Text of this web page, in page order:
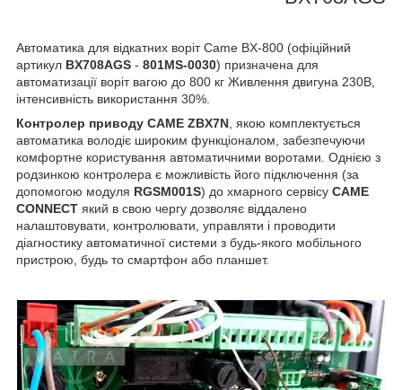
Автоматика для відкатних воріт Came BX-800 (офіційний
артикул BX708AGS - 801MS-0030) призначена для
автоматизації воріт вагою до 800 кг Живлення двигуна 230В,
інтенсивність використання 30%.
Контролер приводу CAME ZBX7N , якою комплектується
автоматика володіє широким функціоналом, забезпечуючи
комфортне користування автоматичними воротами. Однією з
родзинкою контролера є можливість його підключення (за
допомогою модуля RGSM001S) до хмарного сервісу CAME
CONNECT який в свою чергу дозволяє віддалено
налаштовувати, контролювати, управляти і проводити
діагностику автоматичної системи з будь-якого мобільного
пристрою, будь то смартфон або планшет.